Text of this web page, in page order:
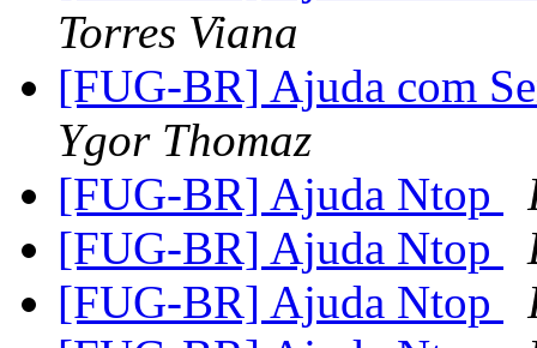
Torres Viana
[FUG-BR] Ajuda com
Ygor Thomaz
[FUG-BR] Ajuda Ntop
[FUG-BR] Ajuda Ntop
[FUG-BR] Ajuda Ntop